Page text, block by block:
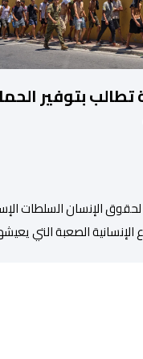
بتوفير
الإنسان السلطات
الإنسانية الصعبة التي